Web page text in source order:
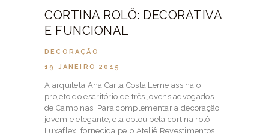
CORTINA ROLÔ: DECORATIVA
E FUNCIONAL
DECORAÇÃO
19 JANEIRO 2015
A arquiteta Ana Carla Costa Leme assina o
projeto do escritório de três jovens advogados
de Campinas. Para complementar a decoração
jovem e elegante, ela optou pela cortina rolô
Luxaflex, fornecida pelo Ateliê Revestimentos,